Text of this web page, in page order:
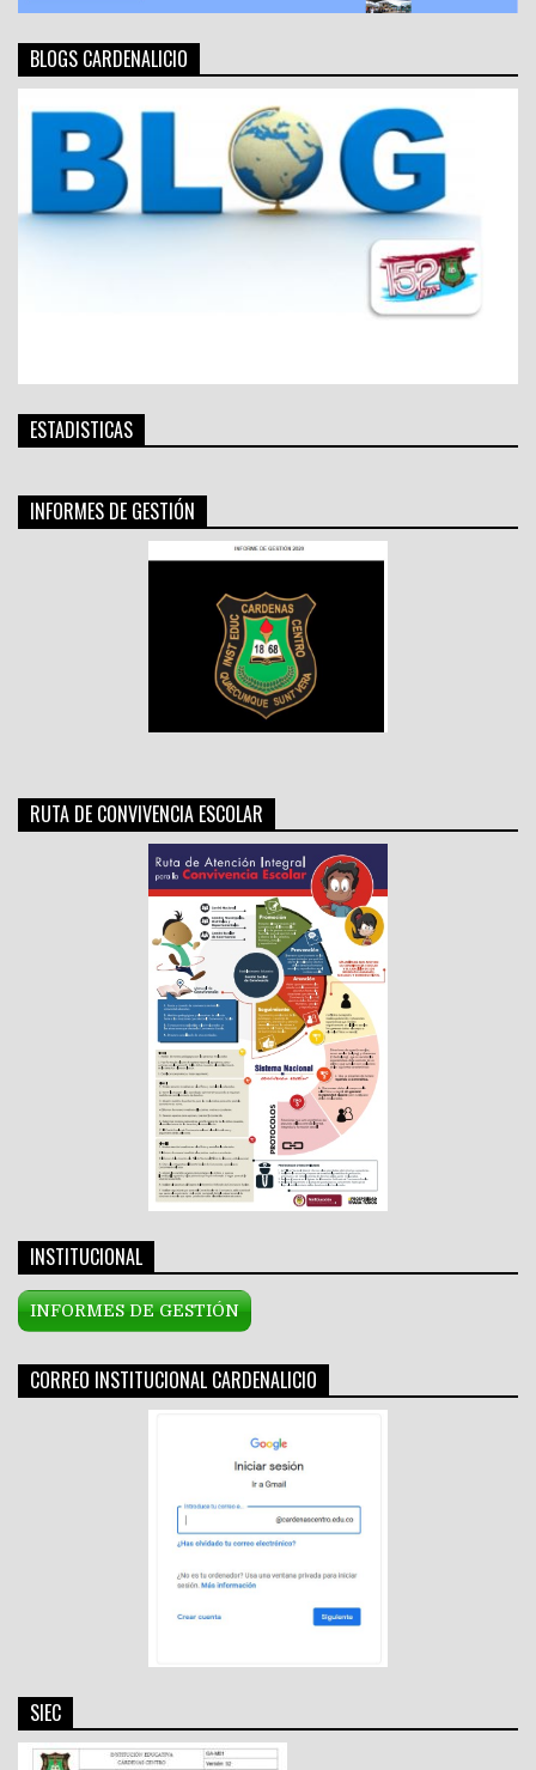
BLOGS CARDENALICIO
ESTADISTICAS
INFORMES DE GESTIÓN
RUTA DE CONVIVENCIA ESCOLAR
INSTITUCIONAL
INFORMES DE GESTIÓN
CORREO INSTITUCIONAL CARDENALICIO
SIEC